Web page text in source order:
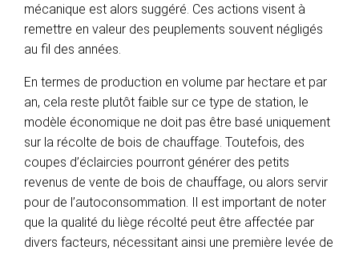
mécanique est alors suggéré. Ces actions visent à
remettre en valeur des peuplements souvent négligés
au fil des années.
En termes de production en volume par hectare et par
an, cela reste plutôt faible sur ce type de station, le
modèle économique ne doit pas être basé uniquement
sur la récolte de bois de chauffage. Toutefois, des
coupes d’éclaircies pourront générer des petits
revenus de vente de bois de chauffage, ou alors servir
pour de l’autoconsommation. Il est important de noter
que la qualité du liège récolté peut être affectée par
divers facteurs, nécessitant ainsi une première levée de